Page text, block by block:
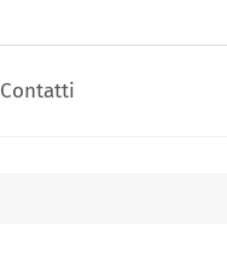
Contatti